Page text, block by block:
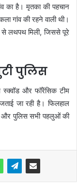
का है। मृतका की पहचान
गांव की रहने वाली थी।
लथपथ मिली, जिससे पूरे
पुलिस
और फॉरेंसिक टीम
जा रही है। फिलहाल
और पुलिस सभी पहलुओं की